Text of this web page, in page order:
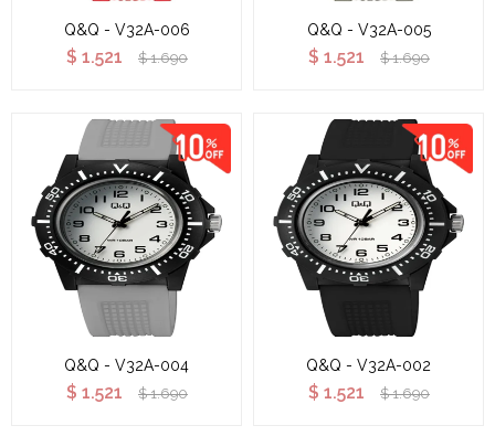
Q&Q - V32A-006
$ 1.521 $ 1.690
Q&Q - V32A-005
$ 1.521 $ 1.690
Q&Q - V32A-004
$ 1.521 $ 1.690
Q&Q - V32A-002
$ 1.521 $ 1.690